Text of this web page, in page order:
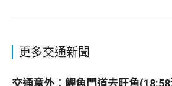
更多交通新聞
交通意外︰鯉魚門道去旺角